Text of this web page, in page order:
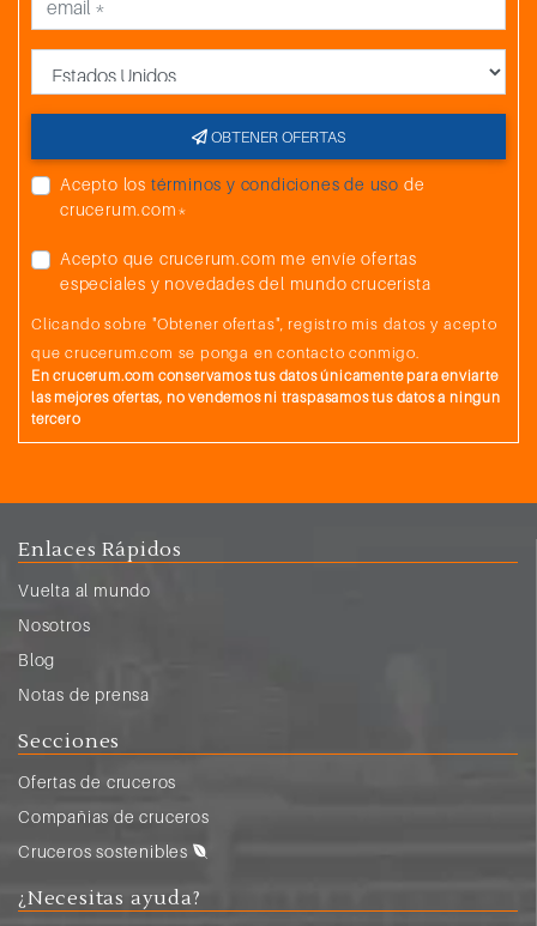
OBTENER OFERTAS
Acepto los términos y condiciones de uso de
crucerum.com*
Acepto que crucerum.com me envíe ofertas
especiales y novedades del mundo crucerista
Clicando sobre "Obtener ofertas", registro mis datos y acepto
que crucerum.com se ponga en contacto conmigo.
En crucerum.com conservamos tus datos únicamente para enviarte
las mejores ofertas, no vendemos ni traspasamos tus datos a ningun
tercero
Enlaces Rápidos
Vuelta al mundo
Nosotros
Blog
Notas de prensa
Secciones
Ofertas de cruceros
Compañias de cruceros
Cruceros sostenibles
¿Necesitas ayuda?